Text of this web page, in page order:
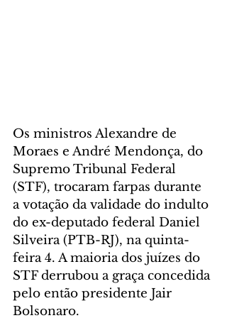
Os ministros Alexandre de
Moraes e André Mendonça, do
Supremo Tribunal Federal
(STF), trocaram farpas durante
a votação da validade do indulto
do ex-deputado federal Daniel
Silveira (PTB-RJ), na quinta-
feira 4. A maioria dos juízes do
STF derrubou a graça concedida
pelo então presidente Jair
Bolsonaro.